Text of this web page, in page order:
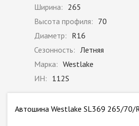
Ширина: 265
Высота профиля: 70
Диаметр: R16
Сезонность: Летняя
Марка: Westlake
ИН: 112S
Автошина Westlake SL369 265/70/